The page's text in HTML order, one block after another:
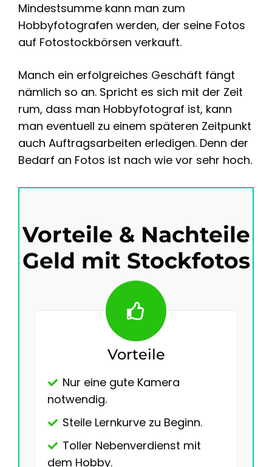
Mindestsumme kann man zum
Hobbyfotografen werden, der seine Fotos
auf Fotostockbörsen verkauft.
Manch ein erfolgreiches Geschäft fängt
nämlich so an. Spricht es sich mit der Zeit
rum, dass man Hobbyfotograf ist, kann
man eventuell zu einem späteren Zeitpunkt
auch Auftragsarbeiten erledigen. Denn der
Bedarf an Fotos ist nach wie vor sehr hoch.
Vorteile & Nachteile
Geld mit Stockfotos
Vorteile
Nur eine gute Kamera
notwendig.
Steile Lernkurve zu Beginn.
Toller Nebenverdienst mit
dem Hobby.